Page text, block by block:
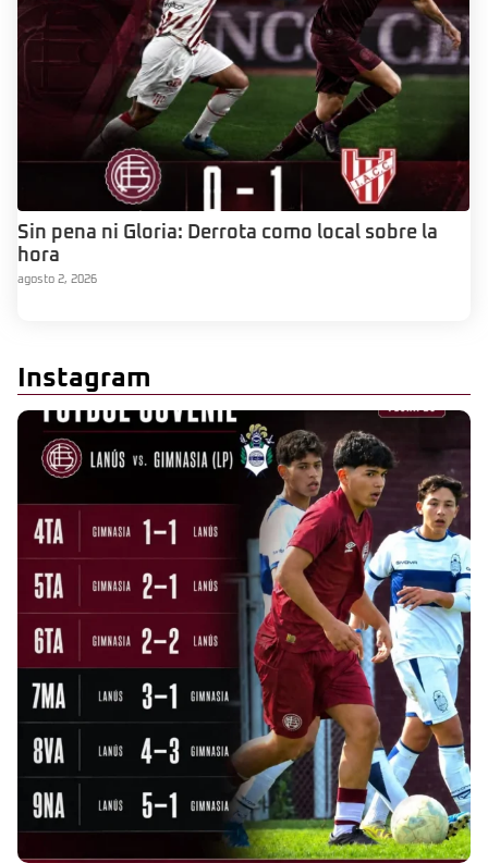
Sin pena ni Gloria: Derrota como local sobre la
hora
agosto 2, 2026
Instagram